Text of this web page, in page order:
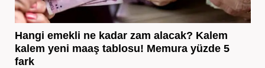
Hangi emekli ne kadar zam alacak? Kalem
kalem yeni maaş tablosu! Memura yüzde 5
fark